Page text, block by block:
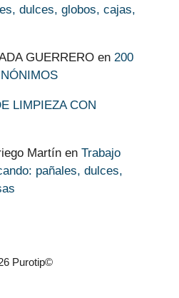
dulces, globos, cajas,
GUERRERO en 200
LIMPIEZA CON
Martín en Trabajo
pañales, dulces,
Purotip©